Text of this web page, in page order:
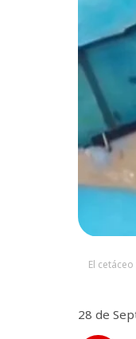
El
28 de